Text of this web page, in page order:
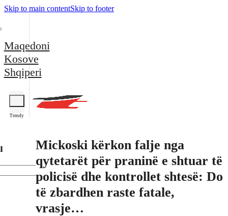
Skip to main contentSkip to footer
Maqedoni
Kosove
Shqiperi
Trendy
Mickoski kërkon falje nga
qytetarët për praninë e shtuar të
policisë dhe kontrollet shtesë: Do
të zbardhen raste fatale,
vrasje…